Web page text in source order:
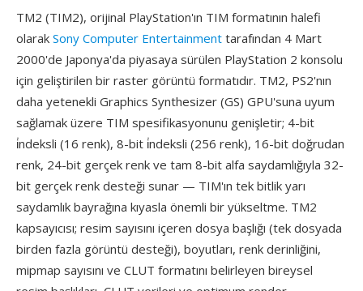
TM2 (TIM2), orijinal PlayStation'ın TIM formatının halefi
olarak Sony Computer Entertainment tarafından 4 Mart
2000'de Japonya'da piyasaya sürülen PlayStation 2 konsolu
için geliştirilen bir raster görüntü formatıdır. TM2, PS2'nın
daha yetenekli Graphics Synthesizer (GS) GPU'suna uyum
sağlamak üzere TIM spesifikasyonunu genişletir; 4-bit
i̇ndeksli (16 renk), 8-bit i̇ndeksli (256 renk), 16-bit doğrudan
renk, 24-bit gerçek renk ve tam 8-bit alfa saydamlığıyla 32-
bit gerçek renk desteği sunar — TIM'ın tek bitlik yarı
saydamlık bayrağına kıyasla önemli bir yükseltme. TM2
kapsayıcısı; resim sayısını içeren dosya başlığı (tek dosyada
birden fazla görüntü desteği), boyutları, renk derinliğini,
mipmap sayısını ve CLUT formatını belirleyen bireysel